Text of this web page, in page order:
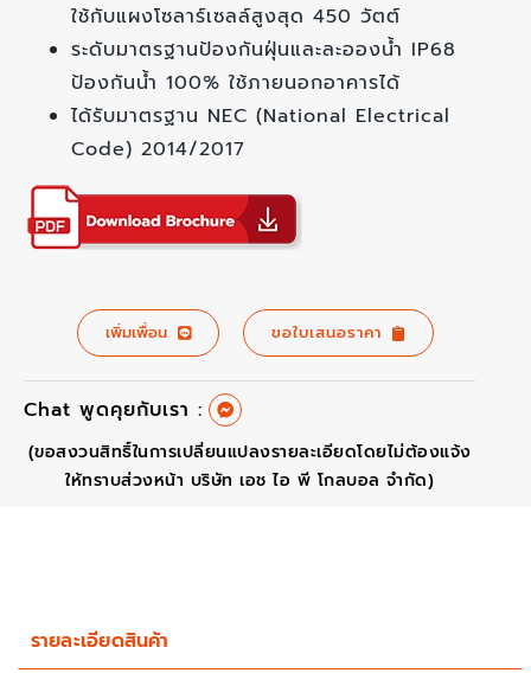
ใช้กับแผงโซลาร์เซลล์สูงสุด 450 วัตต์
ระดับมาตรฐานป้องกันฝุ่นและละอองน้ำ IP68
ป้องกันน้ำ 100% ใช้ภายนอกอาคารได้
ได้รับมาตรฐาน NEC (National Electrical
Code) 2014/2017
เพิ่มเพื่อน ขอใบเสนอราคา
Chat พูดคุยกับเรา :
(ขอสงวนสิทธิ์ในการเปลี่ยนแปลงรายละเอียดโดยไม่ต้องแจ้ง
ให้ทราบส่วงหน้า บริษัท เอช ไอ พี โกลบอล จำกัด)
รายละเอียดสินค้า